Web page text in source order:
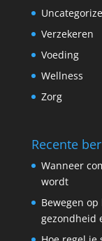
Verzekeren
Voeding
Wellness
Zorg
Recente
Wanneer
wordt
Bewegen
gezondheid